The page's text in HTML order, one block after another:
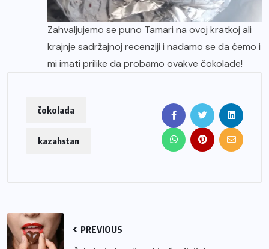
Zahvaljujemo se puno Tamari na ovoj kratkoj ali
krajnje sadržajnoj recenziji i nadamo se da ćemo i
mi imati prilike da probamo ovakve čokolade!
čokolada
kazahstan
PREVIOUS